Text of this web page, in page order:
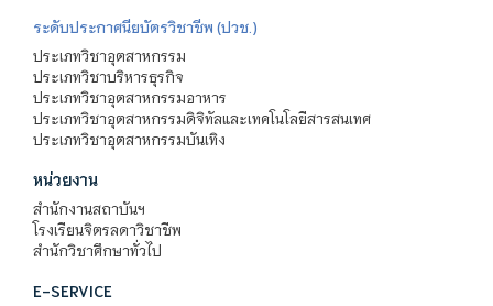
ระดับประกาศนียบัตรวิชาชีพ (ปวช.)
ประเภทวิชาอุตสาหกรรม
ประเภทวิชาบริหารธุรกิจ
ประเภทวิชาอุตสาหกรรมอาหาร
ประเภทวิชาอุตสาหกรรมดิจิทัลและเทคโนโลยีสารสนเทศ
ประเภทวิชาอุตสาหกรรมบันเทิง
หน่วยงาน
สำนักงานสถาบันฯ
โรงเรียนจิตรลดาวิชาชีพ
สำนักวิชาศึกษาทั่วไป
E-SERVICE